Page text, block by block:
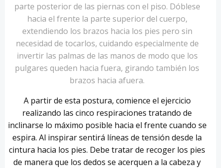
parte posterior de las piernas con el piso. Dóblese
hacia el frente la parte superior del cuerpo,
extendiendo los brazos hacia los pies pero sin
necesidad de tocarlos, cuidando especialmente de
invertir las palmas de las manos de modo que los
pulgares queden hacia fuera, girando también los
brazos hacia afuera.
A partir de esta postura, comience el ejercicio
realizando las cinco respiraciones tratando de
inclinarse lo máximo posible hacia el frente cuando se
espira. Al inspirar sentirá líneas de tensión desde la
cintura hacia los pies. Debe tratar de recoger los pies
de manera que los dedos se acerquen a la cabeza y